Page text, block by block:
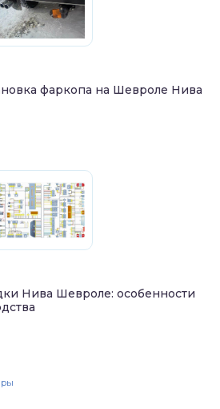
фаркопа на Шевроле Нива
Нива Шевроле: особенности